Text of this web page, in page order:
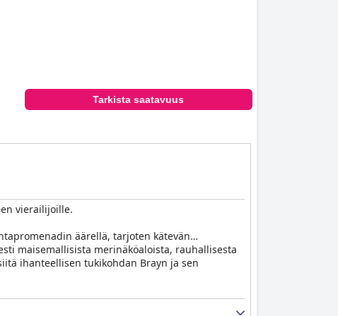
Tarkista saatavuus
vierailijoille.
äärellä, tarjoten kätevän
maisemallisista merinäköaloista, rauhallisesta
ihanteellisen tukikohdan Brayn ja sen
and chips -annoksestaan ja upeista